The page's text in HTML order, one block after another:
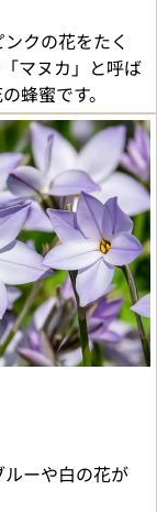
クの花をたく
マヌカ」と呼ば
蜂蜜です。
ーや白の花が